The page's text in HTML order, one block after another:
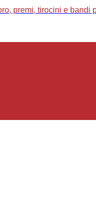
premi, tirocini e bandi